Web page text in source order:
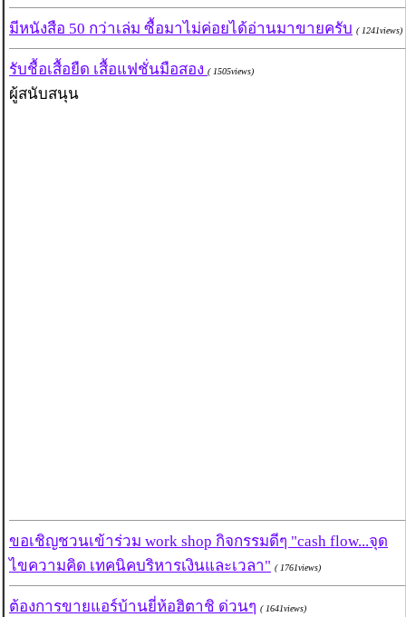
มีหนังสือ 50 กว่าเล่ม ซื้อมาไม่ค่อยได้อ่านมาขายครับ ( 1241views)
รับชื้อเสื้อยืด เสื้อแฟชั่นมือสอง ( 1505views)
ผู้สนับสนุน
ขอเชิญชวนเข้าร่วม work shop กิจกรรมดีๆ "cash flow...จุด
ไขความคิด เทคนิคบริหารเงินและเวลา" ( 1761views)
ต้องการขายแอร์บ้านยี่ห้อฮิตาชิ ด่วนๆ ( 1641views)